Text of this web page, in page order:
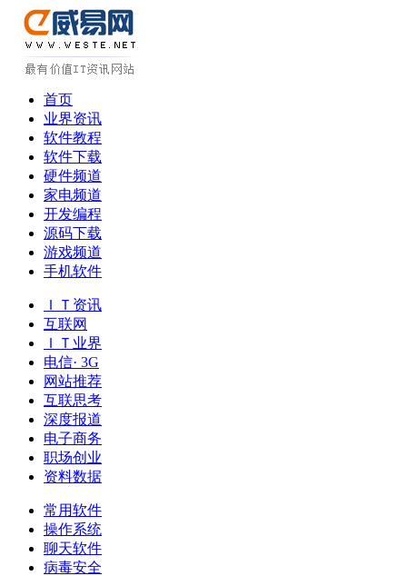
首页
业界资讯
软件教程
软件下载
硬件频道
家电频道
开发编程
源码下载
游戏频道
手机软件
ＩＴ资讯
互联网
ＩＴ业界
电信· 3G
网站推荐
互联思考
深度报道
电子商务
职场创业
资料数据
常用软件
操作系统
聊天软件
病毒安全